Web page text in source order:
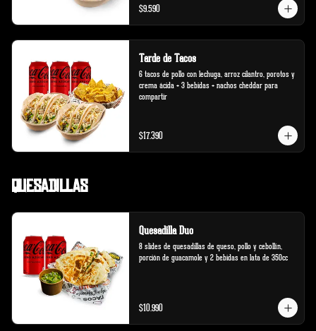
$9.590
Tarde de Tacos
6 tacos de pollo con lechuga, arroz cilantro, porotos y
crema ácida + 3 bebidas + nachos cheddar para
compartir
$17.390
Quesadillas
Quesadilla Duo
8 slides de quesadillas de queso, pollo y cebollín,
porción de guacamole y 2 bebidas en lata de 350cc
$10.990